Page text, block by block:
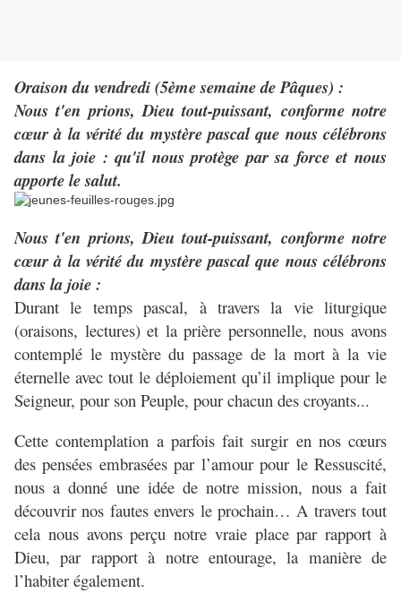
Oraison du vendredi (5ème semaine de Pâques) :
Nous t'en prions, Dieu tout-puissant, conforme notre
cœur à la vérité du mystère pascal que nous célébrons
dans la joie : qu'il nous protège par sa force et nous
apporte le salut.
Nous t'en prions, Dieu tout-puissant, conforme notre
cœur à la vérité du mystère pascal que nous célébrons
dans la joie :
Durant le temps pascal, à travers la vie liturgique
(oraisons, lectures) et la prière personnelle, nous avons
contemplé le mystère du passage de la mort à la vie
éternelle avec tout le déploiement qu’il implique pour le
Seigneur, pour son Peuple, pour chacun des croyants...
Cette contemplation a parfois fait surgir en nos cœurs
des pensées embrasées par l’amour pour le Ressuscité,
nous a donné une idée de notre mission, nous a fait
découvrir nos fautes envers le prochain… A travers tout
cela nous avons perçu notre vraie place par rapport à
Dieu, par rapport à notre entourage, la manière de
l’habiter également.